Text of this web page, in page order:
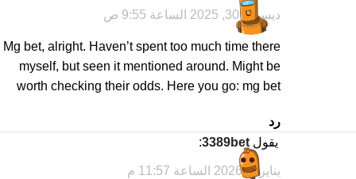
ديسمبر 30, 2025 الساعة 9:55 ص
Mg bet, alright. Haven’t spent too much time there
myself, but seen it mentioned around. Might be
worth checking their odds. Here you go: mg bet
رد
يقول 3389bet
:
يناير 6, 2026 الساعة 11:57 م